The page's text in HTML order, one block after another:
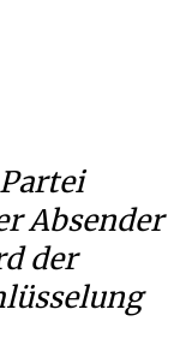
Absender
der